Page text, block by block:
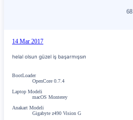
68
14 Mar 2017
helal olsun güzel iş başarmışsın
BootLoader
OpenCore 0.7.4
Laptop Modeli
macOS Monterey
Anakart Modeli
Gigabyte z490 Vision G